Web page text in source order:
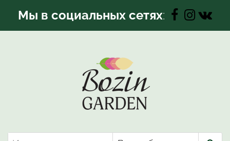
Мы в социальных сетях:
Садовый центр, Растения